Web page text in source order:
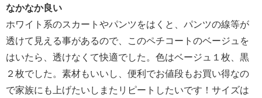
なかなか良い
ホワイト系のスカートやパンツをはくと、パンツの線等が
透けて見える事があるので、このペチコートのベージュを
はいたら、透けなくて快適でした。色はベージュ１枚、黒
２枚でした。素材もいいし、便利でお値段もお買い得なの
で家族にも上げたいしまたリピートしたいです！サイズは